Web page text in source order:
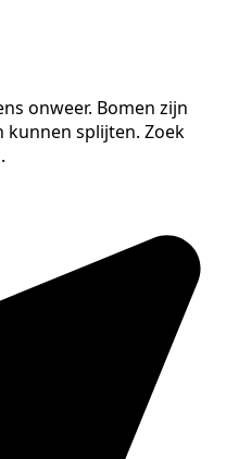
onweer. Bomen zijn
kunnen splijten. Zoek